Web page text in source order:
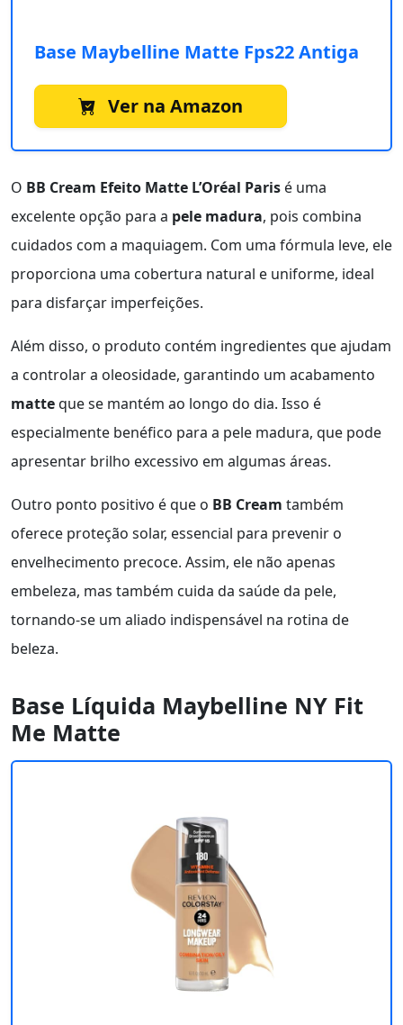
Base Maybelline Matte Fps22 Antiga
Ver na Amazon
O BB Cream Efeito Matte L’Oréal Paris é uma
excelente opção para a pele madura, pois combina
cuidados com a maquiagem. Com uma fórmula leve, ele
proporciona uma cobertura natural e uniforme, ideal
para disfarçar imperfeições.
Além disso, o produto contém ingredientes que ajudam
a controlar a oleosidade, garantindo um acabamento
matteque se mantém ao longo do dia. Isso é
especialmente benéfico para a pele madura, que pode
apresentar brilho excessivo em algumas áreas.
Outro ponto positivo é que o BB Cream também
oferece proteção solar, essencial para prevenir o
envelhecimento precoce. Assim, ele não apenas
embeleza, mas também cuida da saúde da pele,
tornando-se um aliado indispensável na rotina de
beleza.
Base Líquida Maybelline NY Fit
Me Matte